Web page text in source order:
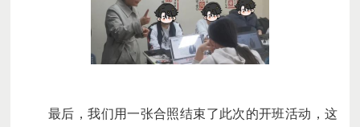
最后，我们用一张合照结束了此次的开班活动，这